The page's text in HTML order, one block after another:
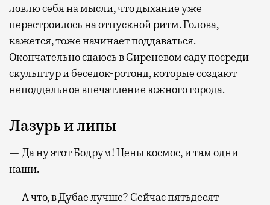
ловлю себя на мысли, что дыхание уже
перестроилось на отпускной ритм. Голова,
кажется, тоже начинает поддаваться.
Окончательно сдаюсь в Сиреневом саду посреди
скульптур и беседок-ротонд, которые создают
неподдельное впечатление южного города.
Лазурь и липы
— Да ну этот Бодрум! Цены космос, и там одни
наши.
— А что, в Дубае лучше? Сейчас пятьдесят